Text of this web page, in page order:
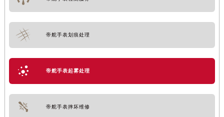
帝舵手表划痕处理
帝舵手表起雾处理
帝舵手表摔坏维修